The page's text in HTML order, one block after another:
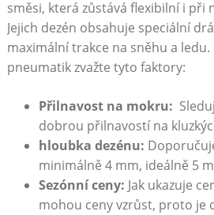
směsi, která ‍zůstává flexibilní ⁢i ⁣při
Jejich dezén obsahuje speciální
maximální trakce na sněhu a
pneumatik zvažte tyto⁢ faktory:
Přilnavost na mokru:
⁣dobrou ​přilnavostí na
hloubka⁤ dezénu:
minimálně 4 mm, ideálně 5
Sezónní ceny: Jak ukazuje
mohou ceny‍ vzrůst,⁢ proto je